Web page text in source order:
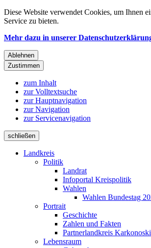
Diese Website verwendet Cookies, um Ihnen
Service zu bieten.
Mehr dazu in unserer
Ablehnen
Zustimmen
zum Inhalt
zur Volltextsuche
zur Hauptnavigation
zur Navigation
zur Servicenavigation
schließen
Landkreis
Politik
Landrat
Infoportal Kreispolitik
Wahlen
Wahlen Bundestag
Portrait
Geschichte
Zahlen und Fakten
Partnerlandkreis
Lebensraum